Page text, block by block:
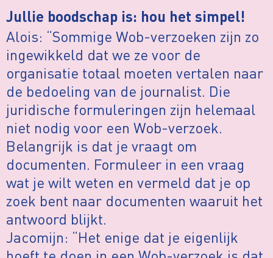
Jullie boodschap is: hou het simpel!
Alois: “Sommige Wob-verzoeken zijn zo
ingewikkeld dat we ze voor de
organisatie totaal moeten vertalen naar
de bedoeling van de journalist. Die
juridische formuleringen zijn helemaal
niet nodig voor een Wob-verzoek.
Belangrijk is dat je vraagt om
documenten. Formuleer in een vraag
wat je wilt weten en vermeld dat je op
zoek bent naar documenten waaruit het
antwoord blijkt.
Jacomijn: “Het enige dat je eigenlijk